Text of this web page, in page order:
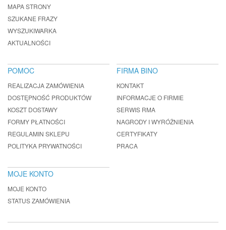
MAPA STRONY
SZUKANE FRAZY
WYSZUKIWARKA
AKTUALNOŚCI
POMOC
REALIZACJA ZAMÓWIENIA
DOSTĘPNOŚĆ PRODUKTÓW
KOSZT DOSTAWY
FORMY PŁATNOŚCI
REGULAMIN SKLEPU
POLITYKA PRYWATNOŚCI
FIRMA BINO
KONTAKT
INFORMACJE O FIRMIE
SERWIS RMA
NAGRODY I WYRÓŻNIENIA
CERTYFIKATY
PRACA
MOJE KONTO
MOJE KONTO
STATUS ZAMÓWIENIA